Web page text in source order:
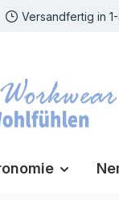
Versandfertig in